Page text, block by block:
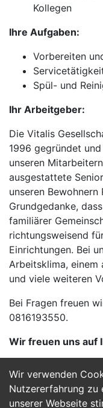
Wir verwenden
Nutzererfahrung zu
unserer Webseite
Kollegen
Ihre Aufgaben:
Vorbereiten
Spül- und
Ihr Arbeitgeber:
Die Vitalis
1996 gegründet
unseren
ausgestattete
unseren
Grundgedanke,
familiärer
richtungsweisend
Einrichtungen. Bei
Arbeitsklima, einem
und viele weiteren
Bei Fragen freuen
0816193550.
Wir freuen uns auf